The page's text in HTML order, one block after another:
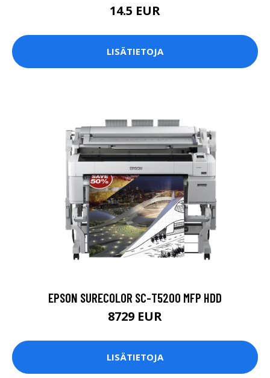
14.5 EUR
LISÄTIETOJA
EPSON SURECOLOR SC-T5200 MFP HDD
8729 EUR
LISÄTIETOJA